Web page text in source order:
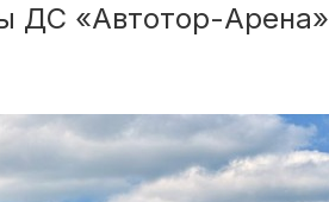
ДС «Автотор-Арена»